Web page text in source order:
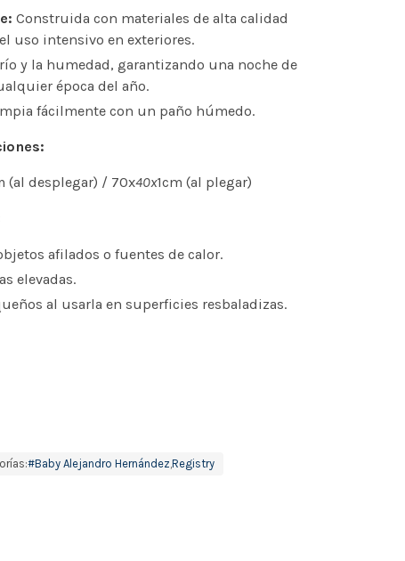
Construida con materiales de alta calidad
uso intensivo en exteriores.
y la humedad, garantizando una noche de
época del año.
fácilmente con un paño húmedo.
(al desplegar) / 70x40x1cm (al plegar)
afilados o fuentes de calor.
elevadas.
al usarla en superficies resbaladizas.
#Baby Alejandro Hernández,Registry